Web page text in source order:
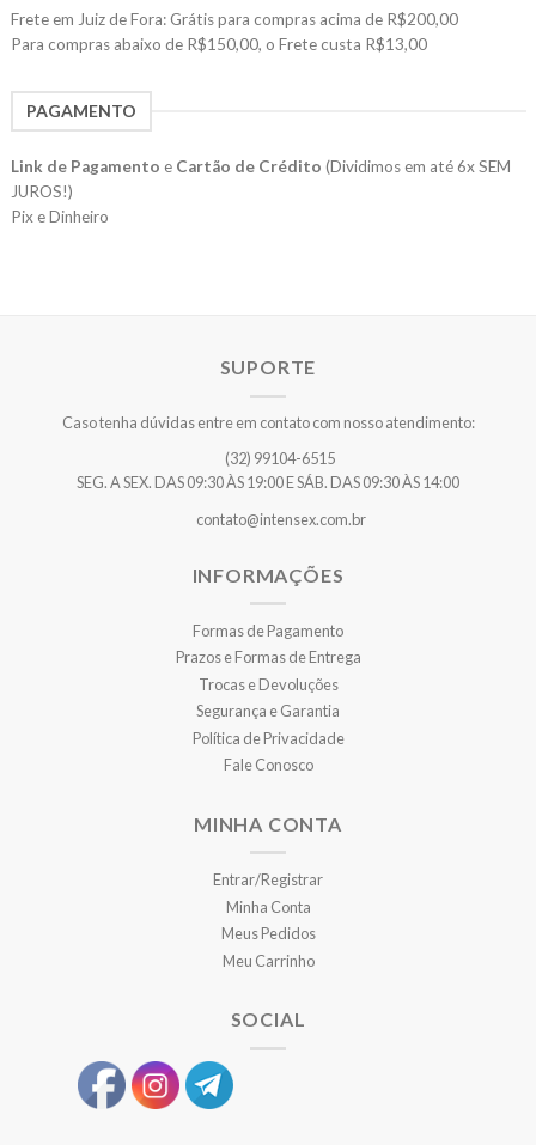
Frete em Juiz de Fora: Grátis para compras acima de R$200,00
Para compras abaixo de R$150,00, o Frete custa R$13,00
PAGAMENTO
Link de Pagamento e Cartão de Crédito (Dividimos em até 6x SEM
JUROS!)
Pix e Dinheiro
SUPORTE
Caso tenha dúvidas entre em contato com nosso atendimento:
(32) 99104-6515
SEG. A SEX. DAS 09:30 ÀS 19:00 E SÁB. DAS 09:30 ÀS 14:00
contato@intensex.com.br
INFORMAÇÕES
Formas de Pagamento
Prazos e Formas de Entrega
Trocas e Devoluções
Segurança e Garantia
Política de Privacidade
Fale Conosco
MINHA CONTA
Entrar/Registrar
Minha Conta
Meus Pedidos
Meu Carrinho
SOCIAL